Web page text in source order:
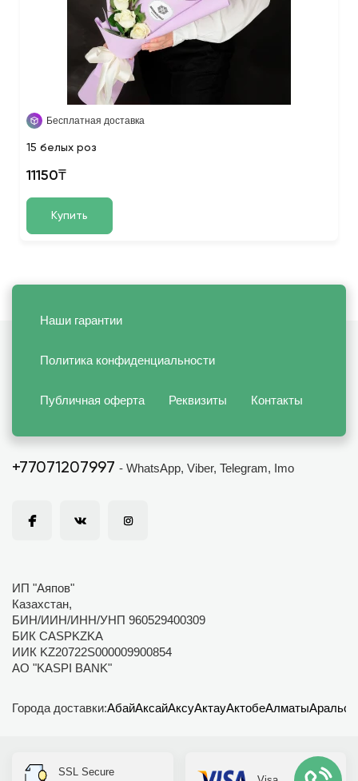
Бесплатная доставка
15 белых роз
11150₸
Купить
Наши гарантии
Политика конфиденциальности
Публичная оферта Реквизиты Контакты
+77071207997 - WhatsApp, Viber, Telegram, Imo
ИП "Аяпов"
Казахстан,
БИН/ИИН/ИНН/УНП 960529400309
БИК CASPKZKA
ИИК KZ20722S000009900854
АО "KASPI BANK"
Города доставки:АбайАксайАксуАктауАктобеАлматыАральск
SSL Secure